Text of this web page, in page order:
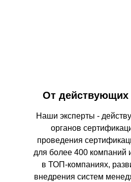
Наши эксперты -
органов
проведения
для более 400 компаний
в ТОП-компаниях,
внедрения систем
От действующих